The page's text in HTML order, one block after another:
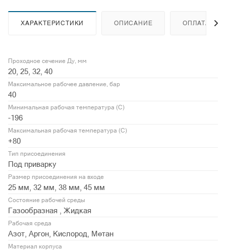
ХАРАКТЕРИСТИКИ ОПИСАНИЕ ОПЛАТА
Проходное сечение Ду, мм
20, 25, 32, 40
Максимальное рабочее давление, бар
40
Минимальная рабочая температура (С)
-196
Максимальная рабочая температура (С)
+80
Тип присоединения
Под приварку
Размер присоединения на входе
25 мм, 32 мм, 38 мм, 45 мм
Состояние рабочей среды
Газообразная , Жидкая
Рабочая среда
Азот, Аргон, Кислород, Метан
Материал корпуса